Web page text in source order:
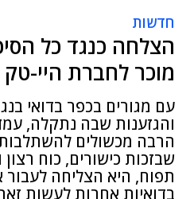
חדשות
הצלחה כנגד כל
מוכר לחברת היי-טק
עם מגורים בכפר בדואי
והגזענות שבה נתקלה, עמדו
הרבה מכשולים
שבזכות כישורים, כוח
תפוח, היא הצליחה לעבור
בדואיות אחרות לעשות